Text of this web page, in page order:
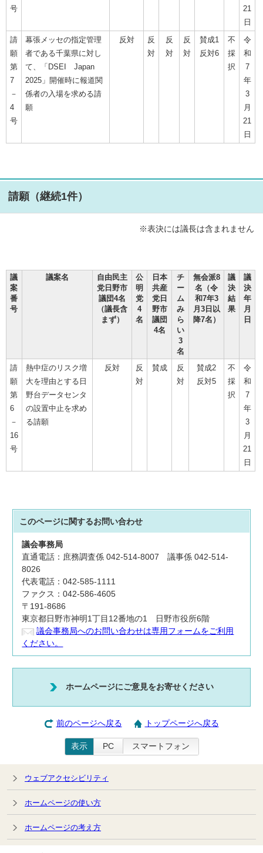
号
21
日
請
願
第
7
－
4
号
幕張メッセの指定管理
者である千葉県に対し
て、「DSEI Japan
2025」開催時に報道関
係者の入場を求める請
願
反対
反
対
反
対
反
対
賛成1
反対6
不
採
択
令
和
7
年
3
月
21
日
請願（継続1件）
※表決には議長は含まれません
議
案
番
号
議案名
自由民主
党日野市
議団4名
（議長含
まず）
公
明
党
4
名
日本
共産
党日
野市
議団
4名
チ
ー
ム
み
ら
い
3
名
無会派8
名（令
和7年3
月3日以
降7名）
議
決
結
果
議
決
年
月
日
請
願
第
6
－
16
号
熱中症のリスク増
大を理由とする日
野台データセンタ
の設置中止を求め
る請願
反対
反
対
賛成
反
対
賛成2
反対5
不
採
択
令
和
7
年
3
月
21
日
このページに関するお問い合わせ
議会事務局
直通電話：庶務調査係 042-514-8007 議事係 042-514-
8026
代表電話：042-585-1111
ファクス：042-586-4605
〒191-8686
東京都日野市神明1丁目12番地の1 日野市役所6階
議会事務局へのお問い合わせは専用フォームをご利用
ください。
ホームページにご意見をお寄せください
前のページへ戻る トップページへ戻る
表示 PC スマートフォン
ウェブアクセシビリティ
ホームページの使い方
ホームページの考え方